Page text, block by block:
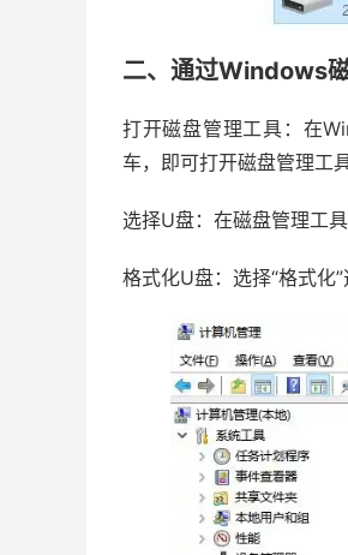
二、通过Windows
打开磁盘管理工具：在
车，即可打开磁盘管理工具
选择U盘：在磁盘管理工
格式化U盘：选择“格式化